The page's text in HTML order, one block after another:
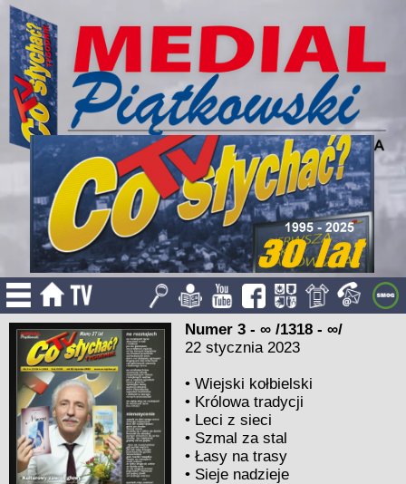
Numer 3 - ∞ /1318 - ∞/
22 stycznia 2023
•Wiejski kołbielski
• Królowa tradycji
• Leci z sieci
• Szmal za stal
•Łasy na trasy
• Sieje nadzieje